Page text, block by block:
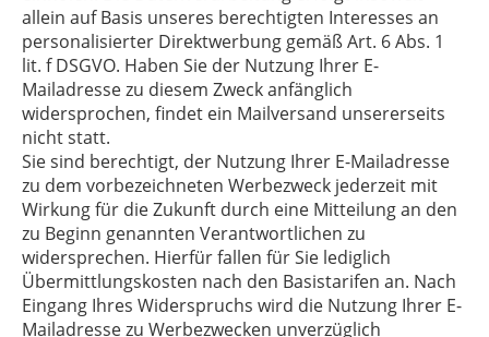
allein auf Basis unseres berechtigten Interesses an
personalisierter Direktwerbung gemäß Art. 6 Abs. 1
lit. f DSGVO. Haben Sie der Nutzung Ihrer E-
Mailadresse zu diesem Zweck anfänglich
widersprochen, findet ein Mailversand unsererseits
nicht statt.
Sie sind berechtigt, der Nutzung Ihrer E-Mailadresse
zu dem vorbezeichneten Werbezweck jederzeit mit
Wirkung für die Zukunft durch eine Mitteilung an den
zu Beginn genannten Verantwortlichen zu
widersprechen. Hierfür fallen für Sie lediglich
Übermittlungskosten nach den Basistarifen an. Nach
Eingang Ihres Widerspruchs wird die Nutzung Ihrer E-
Mailadresse zu Werbezwecken unverzüglich